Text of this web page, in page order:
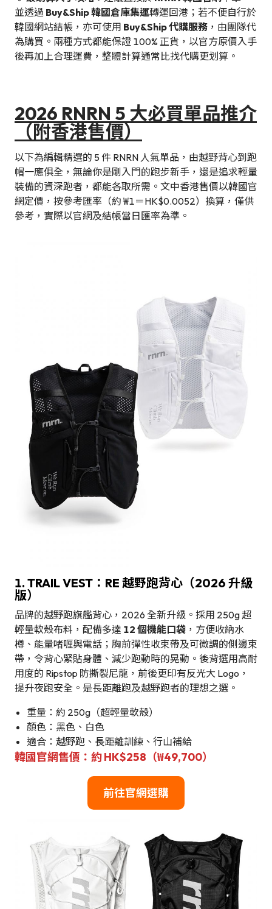
並透過 Buy&Ship 韓國倉庫集運轉運回港；若不便自行於
韓國網站結帳，亦可使用 Buy&Ship 代購服務 ，由團隊代
為購買。兩種方式都能保證 100% 正貨，以官方原價入手
後再加上合理運費，整體計算通常比找代購更划算。
2026 RNRN 5 大必買單品推介
（附香港售價）
以下為編輯精選的 5 件 RNRN 人氣單品，由越野背心到跑
帽一應俱全，無論你是剛入門的跑步新手，還是追求輕量
裝備的資深跑者，都能各取所需。文中香港售價以韓國官
網定價，按參考匯率（約 ₩1＝HK$0.0052）換算，僅供
參考，實際以官網及結帳當日匯率為準。
1. TRAIL VEST：RE 越野跑背心（2026 升級
版）
品牌的越野跑旗艦背心，2026 全新升級。採用 250g 超
輕量軟殼布料，配備多達 12 個機能口袋 ，方便收納水
樽、能量啫喱與電話；胸前彈性收束帶及可微調的側邊束
帶，令背心緊貼身體、減少跑動時的晃動。後背選用高耐
用度的 Ripstop 防撕裂尼龍，前後更印有反光大 Logo，
提升夜跑安全。是長距離跑及越野跑者的理想之選。
重量：約 250g（超輕量軟殼）
顏色：黑色、白色
適合：越野跑、長距離訓練、行山補給
韓國官網售價：約 HK$258（₩49,700）
前往官網選購